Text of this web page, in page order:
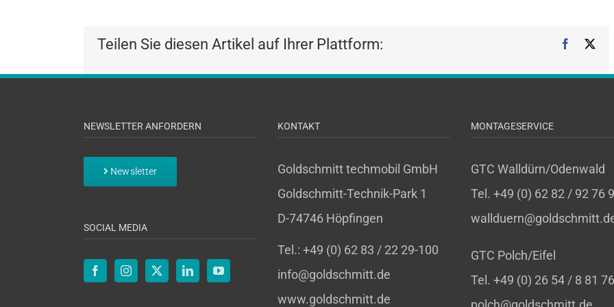
Teilen Sie diesen Artikel auf Ihrer Plattform: Facebook
NEWSLETTER ANFORDERN
Newsletter
SOCIAL MEDIA
KONTAKT
Goldschmitt techmobil GmbH
Goldschmitt-Technik-Park 1
D-74746 Höpfingen
Tel.: +49 (0) 62 83 / 22 29-100
info@goldschmitt.de
www.goldschmitt.de
MONTAGESERVICE
GTC Walldürn/Odenwald
Tel. +49 (0) 62 82 / 92 76
GTC Polch/Eifel
Tel. +49 (0) 26 54 / 8 81